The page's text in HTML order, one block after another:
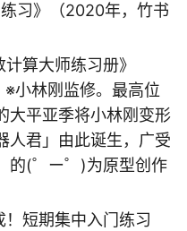
习》（2020年，竹书
算大师练习册》
※小林刚监修。最高位
大平亚季将小林刚变形
人君」由此诞生，广受
的(゜ー゜)为原型创作
！短期集中入门练习